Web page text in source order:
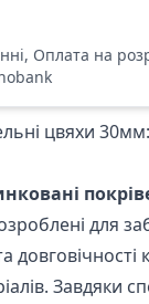
Оплата на
цвяхи
для
довговічності
Завдяки